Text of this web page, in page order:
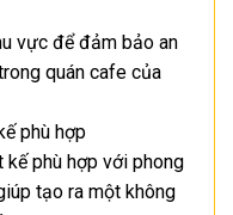
vực để đảm bảo an
quán cafe của
phù hợp
phù hợp với phong
tạo ra một không